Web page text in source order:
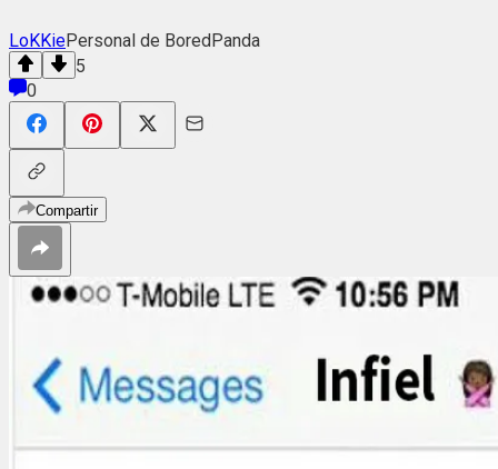
LoKKiePersonal de BoredPanda
5
0
Compartir